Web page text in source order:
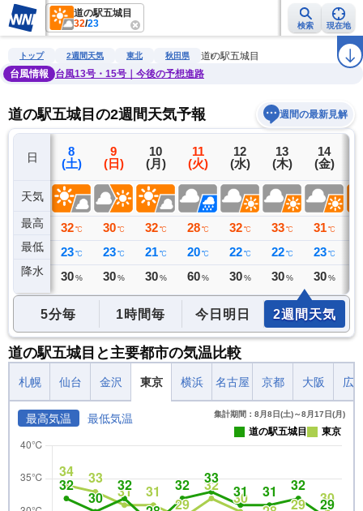
道の駅五城目
32/23 検索 現在地
雨雲レーダー 台風情報 地震情報 警報・注意報 ラ
トップ 2週間天気 東北 秋田県
道の駅五城目
台風情報
台風13号・15号｜今後の予想進路
道の駅五城目の2週間天気予報 週間の最新見解
日
天気
最高
最低
降水
7
(金)
33 ℃
22 ℃
0 ミリ
8
(土)
32 ℃
23 ℃
30 %
9
(日)
30 ℃
23 ℃
30 %
10
(月)
32 ℃
21 ℃
30 %
11
(火)
28 ℃
20 ℃
60 %
12
(水)
32 ℃
22 ℃
30 %
13
(木)
33 ℃
22 ℃
30 %
14
(金)
31 ℃
23 ℃
30 %
5分毎 1時間毎 今日明日 2週間天気
道の駅五城目と主要都市の気温比較
札幌 仙台 金沢 東京 横浜 名古屋 京都 大阪 広
最高気温 最低気温 集計期間：8月8日(土)～8月17日(月)
道の駅五城目 東京